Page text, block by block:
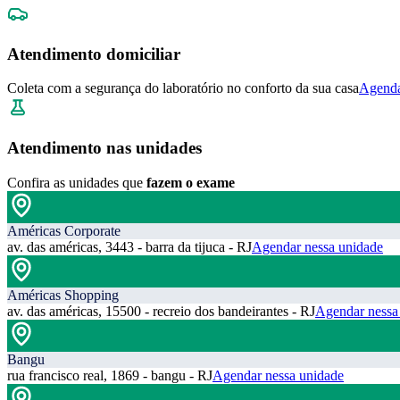
Atendimento domiciliar
Coleta com a segurança do laboratório no conforto da sua casa
Atendimento nas unidades
Confira as unidades que fazem o exame
Américas Corporate
av. das américas, 3443 - barra da tijuca - RJAgendar nessa unidade
Américas Shopping
av. das américas, 15500 - recreio dos bandeirantes - RJAgendar
Bangu
rua francisco real, 1869 - bangu - RJAgendar nessa unidade